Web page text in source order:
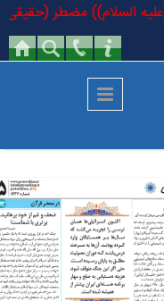
السلام)) مضطر